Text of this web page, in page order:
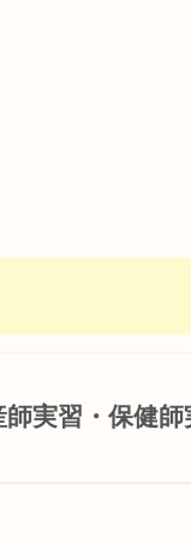
実習・保健